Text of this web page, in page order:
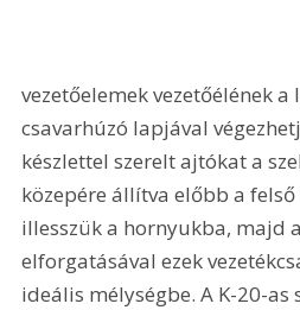
vezetőelemek vezetőélének a
csavarhúzó lapjával
készlettel szerelt ajtókat a
közepére állítva előbb a
illesszük a hornyukba, majd
elforgatásával ezek
ideális mélységbe. A K-20-as